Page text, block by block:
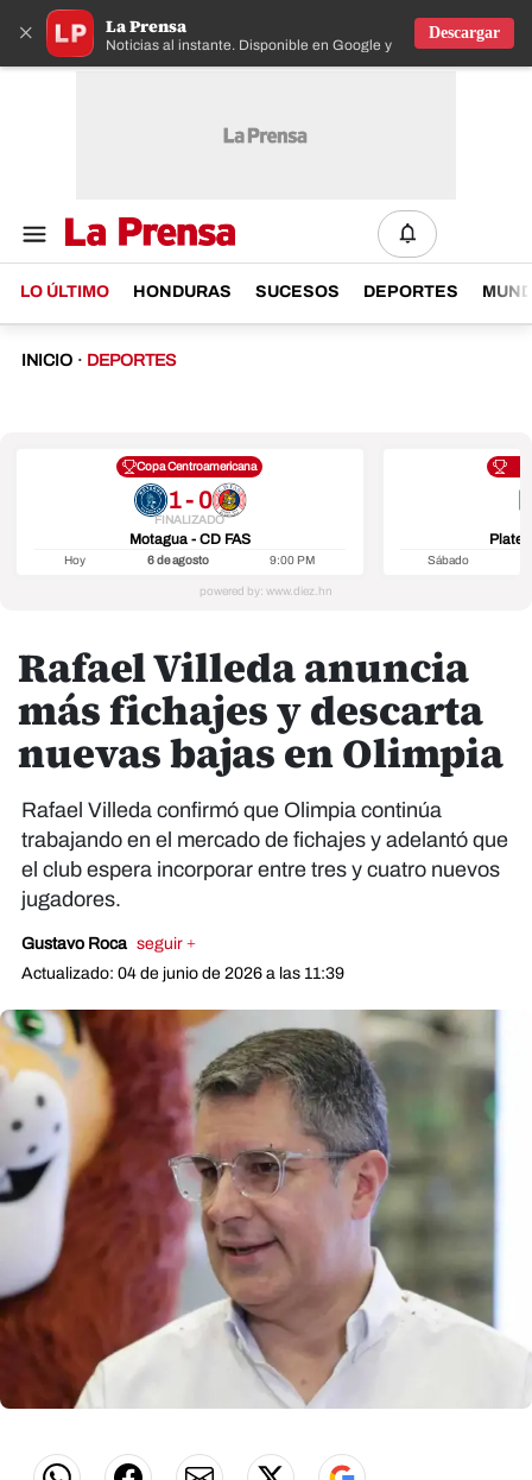
× La Prensa
Noticias al instante. Disponible en Google y IOS
Descargar
LO ÚLTIMO HONDURAS SUCESOS DEPORTES
INICIO · DEPORTES
Copa Centroamericana
1 - 0
FINALIZADO
Motagua - CD FAS
Hoy 6 de agosto 9:00 PM Sábado
Rafael Villeda anuncia
más fichajes y descarta
nuevas bajas en Olimpia
Rafael Villeda confirmó que Olimpia continúa
trabajando en el mercado de fichajes y adelantó que
el club espera incorporar entre tres y cuatro nuevos
jugadores.
Gustavo Roca seguir +
Actualizado: 04 de junio de 2026 a las 11:39